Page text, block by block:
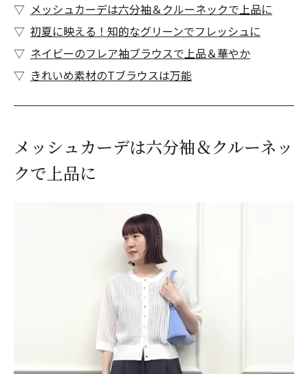
メッシュカーデは六分袖＆クルーネックで上品に
初夏に映える！知的なグリーンでフレッシュに
ネイビーのフレア袖ブラウスで上品＆華やか
きれいめ素材のTブラウスは万能
メッシュカーデは六分袖＆クルーネッ
クで上品に